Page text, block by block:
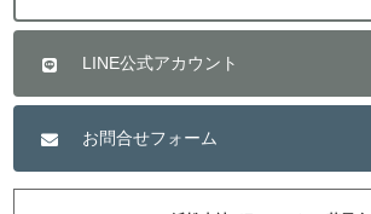
LINE公式アカウント
お問合せフォーム